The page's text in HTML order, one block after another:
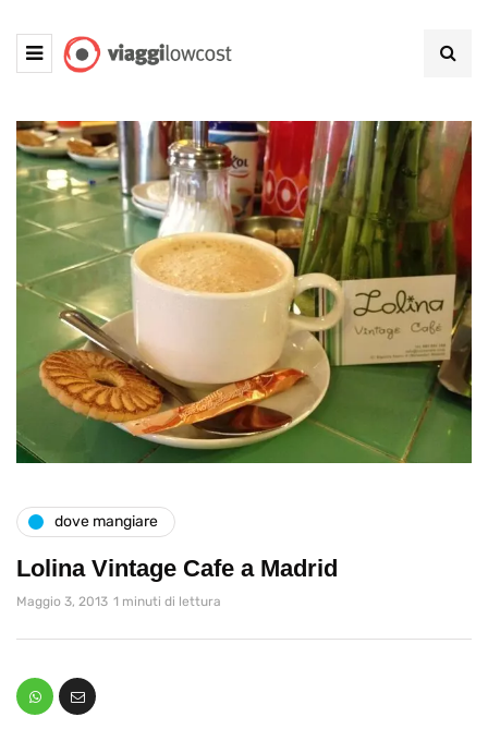
dove mangiare
Lolina Vintage Cafe a Madrid
Maggio 3, 2013 1 minuti di lettura